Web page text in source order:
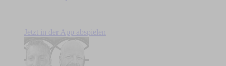
Jetzt in der App abspielen